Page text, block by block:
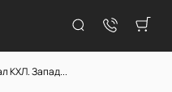
КХЛ. Запад...